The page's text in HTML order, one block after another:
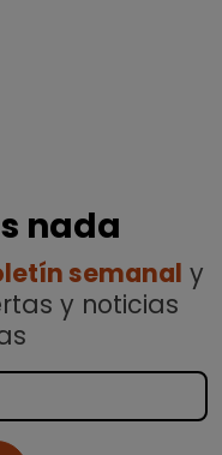
nada
semanal y
y noticias